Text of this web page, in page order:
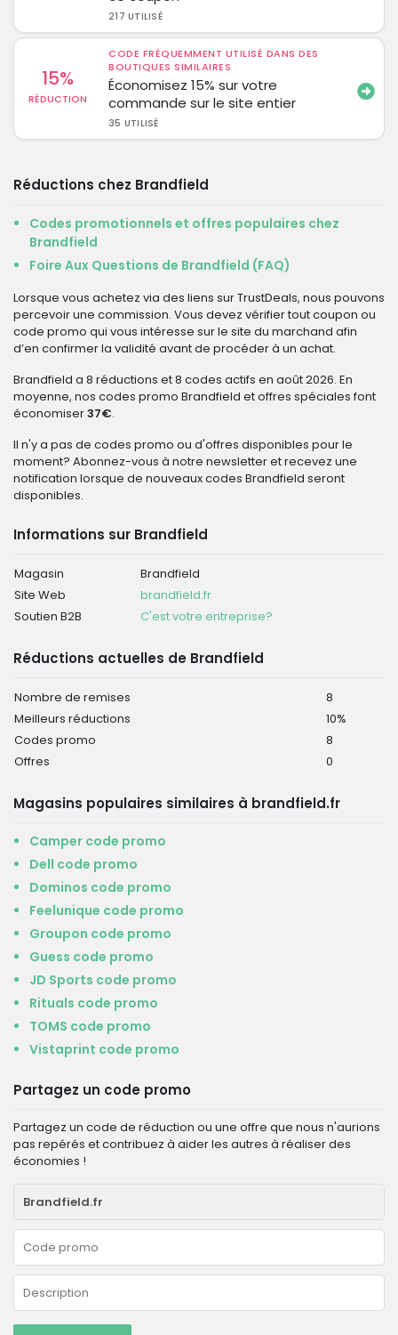
217 UTILISÉ
15%
RÉDUCTION
CODE FRÉQUEMMENT UTILISÉ DANS DES
BOUTIQUES SIMILAIRES
Économisez 15% sur votre
commande sur le site entier
35 UTILISÉ
Réductions chez Brandfield
Codes promotionnels et offres populaires chez
Brandfield
Foire Aux Questions de Brandfield (FAQ)
Lorsque vous achetez via des liens sur TrustDeals, nous pouvons
percevoir une commission. Vous devez vérifier tout coupon ou
code promo qui vous intéresse sur le site du marchand afin
d’en confirmer la validité avant de procéder à un achat.
Brandfield a 8 réductions et 8 codes actifs en août 2026. En
moyenne, nos codes promo Brandfield et offres spéciales font
économiser37€.
Il n'y a pas de codes promo ou d'offres disponibles pour le
moment? Abonnez-vous à notre newsletter et recevez une
notification lorsque de nouveaux codes Brandfield seront
disponibles.
Informations sur Brandfield
Magasin
Brandfield
Site Web
brandfield.fr
Soutien B2B
C'est votre entreprise?
Réductions actuelles de Brandfield
Nombre de remises
8
Meilleurs réductions
10%
Codes promo
8
Offres
0
Magasins populaires similaires à brandfield.fr
Camper code promo
Dell code promo
Dominos code promo
Feelunique code promo
Groupon code promo
Guess code promo
JD Sports code promo
Rituals code promo
TOMS code promo
Vistaprint code promo
Partagez un code promo
Partagez un code de réduction ou une offre que nous n'aurions
pas repérés et contribuez à aider les autres à réaliser des
économies !